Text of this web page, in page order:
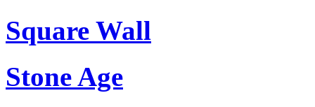
Square Wall
Stone Age